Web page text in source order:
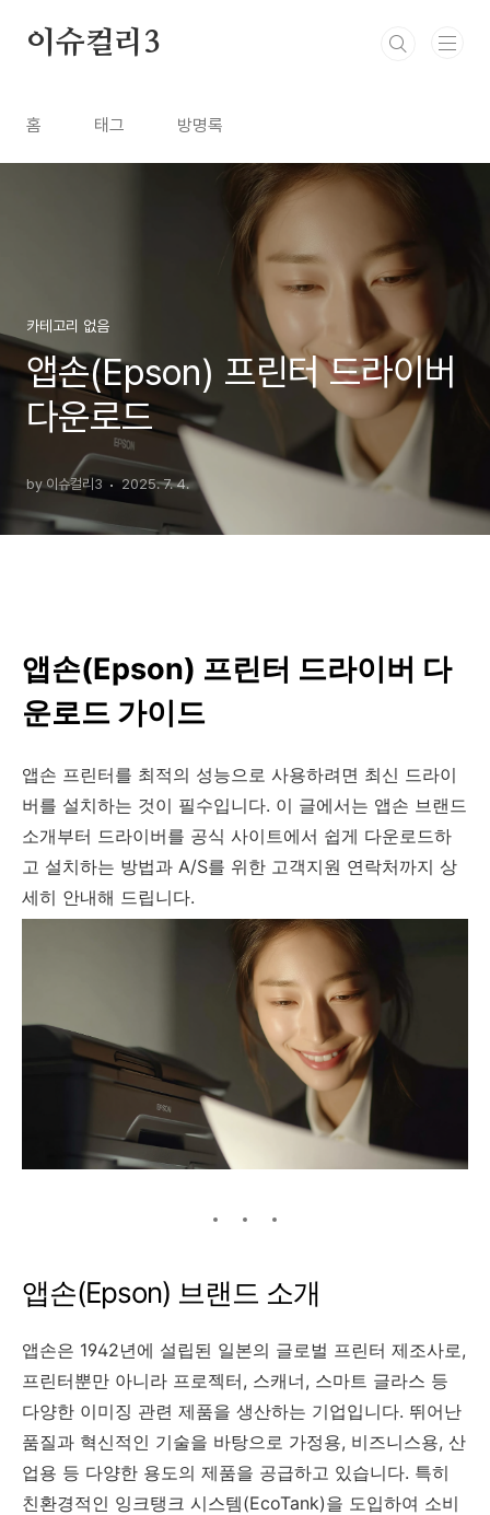
이슈컬리3
홈 태그 방명록
카테고리 없음
앱손(Epson) 프린터 드라이버
다운로드
by 이슈컬리3 2025. 7. 4.
앱손(Epson) 프린터 드라이버 다
운로드 가이드
앱손 프린터를 최적의 성능으로 사용하려면 최신 드라이
버를 설치하는 것이 필수입니다. 이 글에서는 앱손 브랜드
소개부터 드라이버를 공식 사이트에서 쉽게 다운로드하
고 설치하는 방법과 A/S를 위한 고객지원 연락처까지 상
세히 안내해 드립니다.
앱손(Epson) 브랜드 소개
앱손은 1942년에 설립된 일본의 글로벌 프린터 제조사로,
프린터뿐만 아니라 프로젝터, 스캐너, 스마트 글라스 등
다양한 이미징 관련 제품을 생산하는 기업입니다. 뛰어난
품질과 혁신적인 기술을 바탕으로 가정용, 비즈니스용, 산
업용 등 다양한 용도의 제품을 공급하고 있습니다. 특히
친환경적인 잉크탱크 시스템(EcoTank)을 도입하여 소비